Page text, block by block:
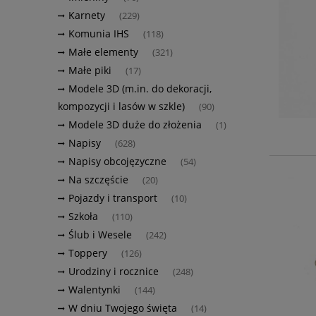
Karnety (229)
Komunia IHS (118)
Małe elementy (321)
Małe piki (17)
Modele 3D (m.in. do dekoracji,
kompozycji i lasów w szkle)
(90)
Modele 3D duże do złożenia (1)
Napisy (628)
Napisy obcojęzyczne (54)
Na szczęście (20)
Pojazdy i transport (10)
Szkoła (110)
Ślub i Wesele (242)
Toppery (126)
Urodziny i rocznice (248)
Walentynki (144)
W dniu Twojego święta (14)